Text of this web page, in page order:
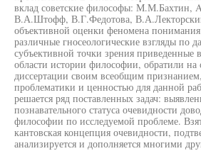
вклад советские философы: М.М.Бахтин,
В.А.Штофф, В.Г.Федотова,
объективной оценки феномена
различные гносеологические взгляды по
субъективной точки зрения приведенные
области истории философии, обратили на
диссертации своим всеобщим
проблематики и ценностью для данной
решается ряд поставленных задач:
познавательного статуса очевидности
философии по исследуемой проблеме.
кантовская концепция очевидности,
анализируется и дополняется многими